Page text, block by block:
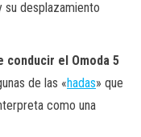
desplazamiento
conducir el Omoda 5
de las «hadas» que
como una